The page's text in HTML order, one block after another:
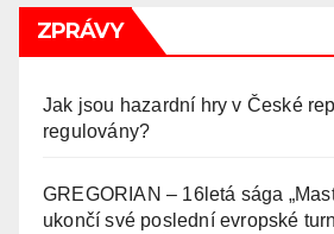
ZPRÁVY
Jak jsou hazardní hry v České
regulovány?
GREGORIAN – 16letá sága
ukončí své poslední evropské